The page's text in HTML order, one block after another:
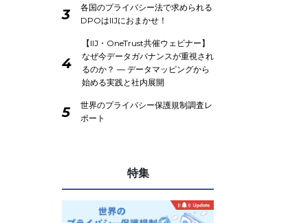
3
各国のプライバシー法で求められる
DPOはIIJにおまかせ！
4
【IIJ・OneTrust共催ウェビナー】
なぜ今データガバナンスが重視され
るのか？ ― データマッピングから
始める実践と社内展開
5
世界のプライバシー保護規制調査レ
ポート
特集